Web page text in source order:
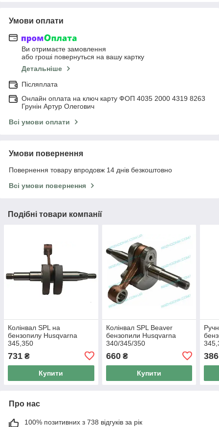
Умови оплати
Ви отримаєте замовлення
або гроші повернуться на вашу картку
Детальніше
Післяплата
Онлайн оплата на ключ карту ФОП 4035 2000 4319 8263
Грунін Артур Олегович
Всі умови оплати
Умови повернення
Повернення товару впродовж 14 днів безкоштовно
Всі умови повернення
Подібні товари компанії
Колінвал SPL на
бензопилу Husqvarna
345,350
731 ₴
Купити
Колінвал SPL Beaver
бензопили Husqvarna
340/345/350
660₴
Купити
386
Про нас
100% позитивних з 738 відгуків за рік